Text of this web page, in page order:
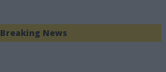
Breaking News